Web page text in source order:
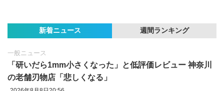
新着ニュース 週間ランキング
一般ニュース
「研いだら1mm小さくなった」と低評価レビュー 神奈川
の老舗刃物店「悲しくなる」